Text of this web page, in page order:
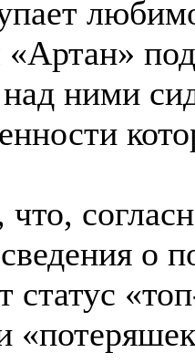
ними
что,
о